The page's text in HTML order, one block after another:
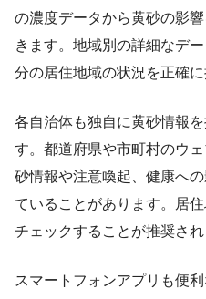
の濃度データから黄砂の影
きます。地域別の詳細なデ
分の居住地域の状況を正確に
各自治体も独自に黄砂情報
す。都道府県や市町村のウ
砂情報や注意喚起、健康へ
ていることがあります。居
チェックすることが推奨され
スマートフォンアプリも便